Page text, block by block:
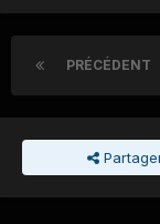
PRÉCÉDENT